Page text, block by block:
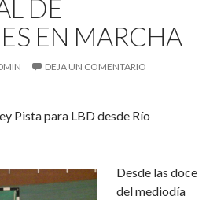
DE
EN MARCHA
DEJA UN COMENTARIO
Pista para LBD desde Río
Desde las doce
del mediodía